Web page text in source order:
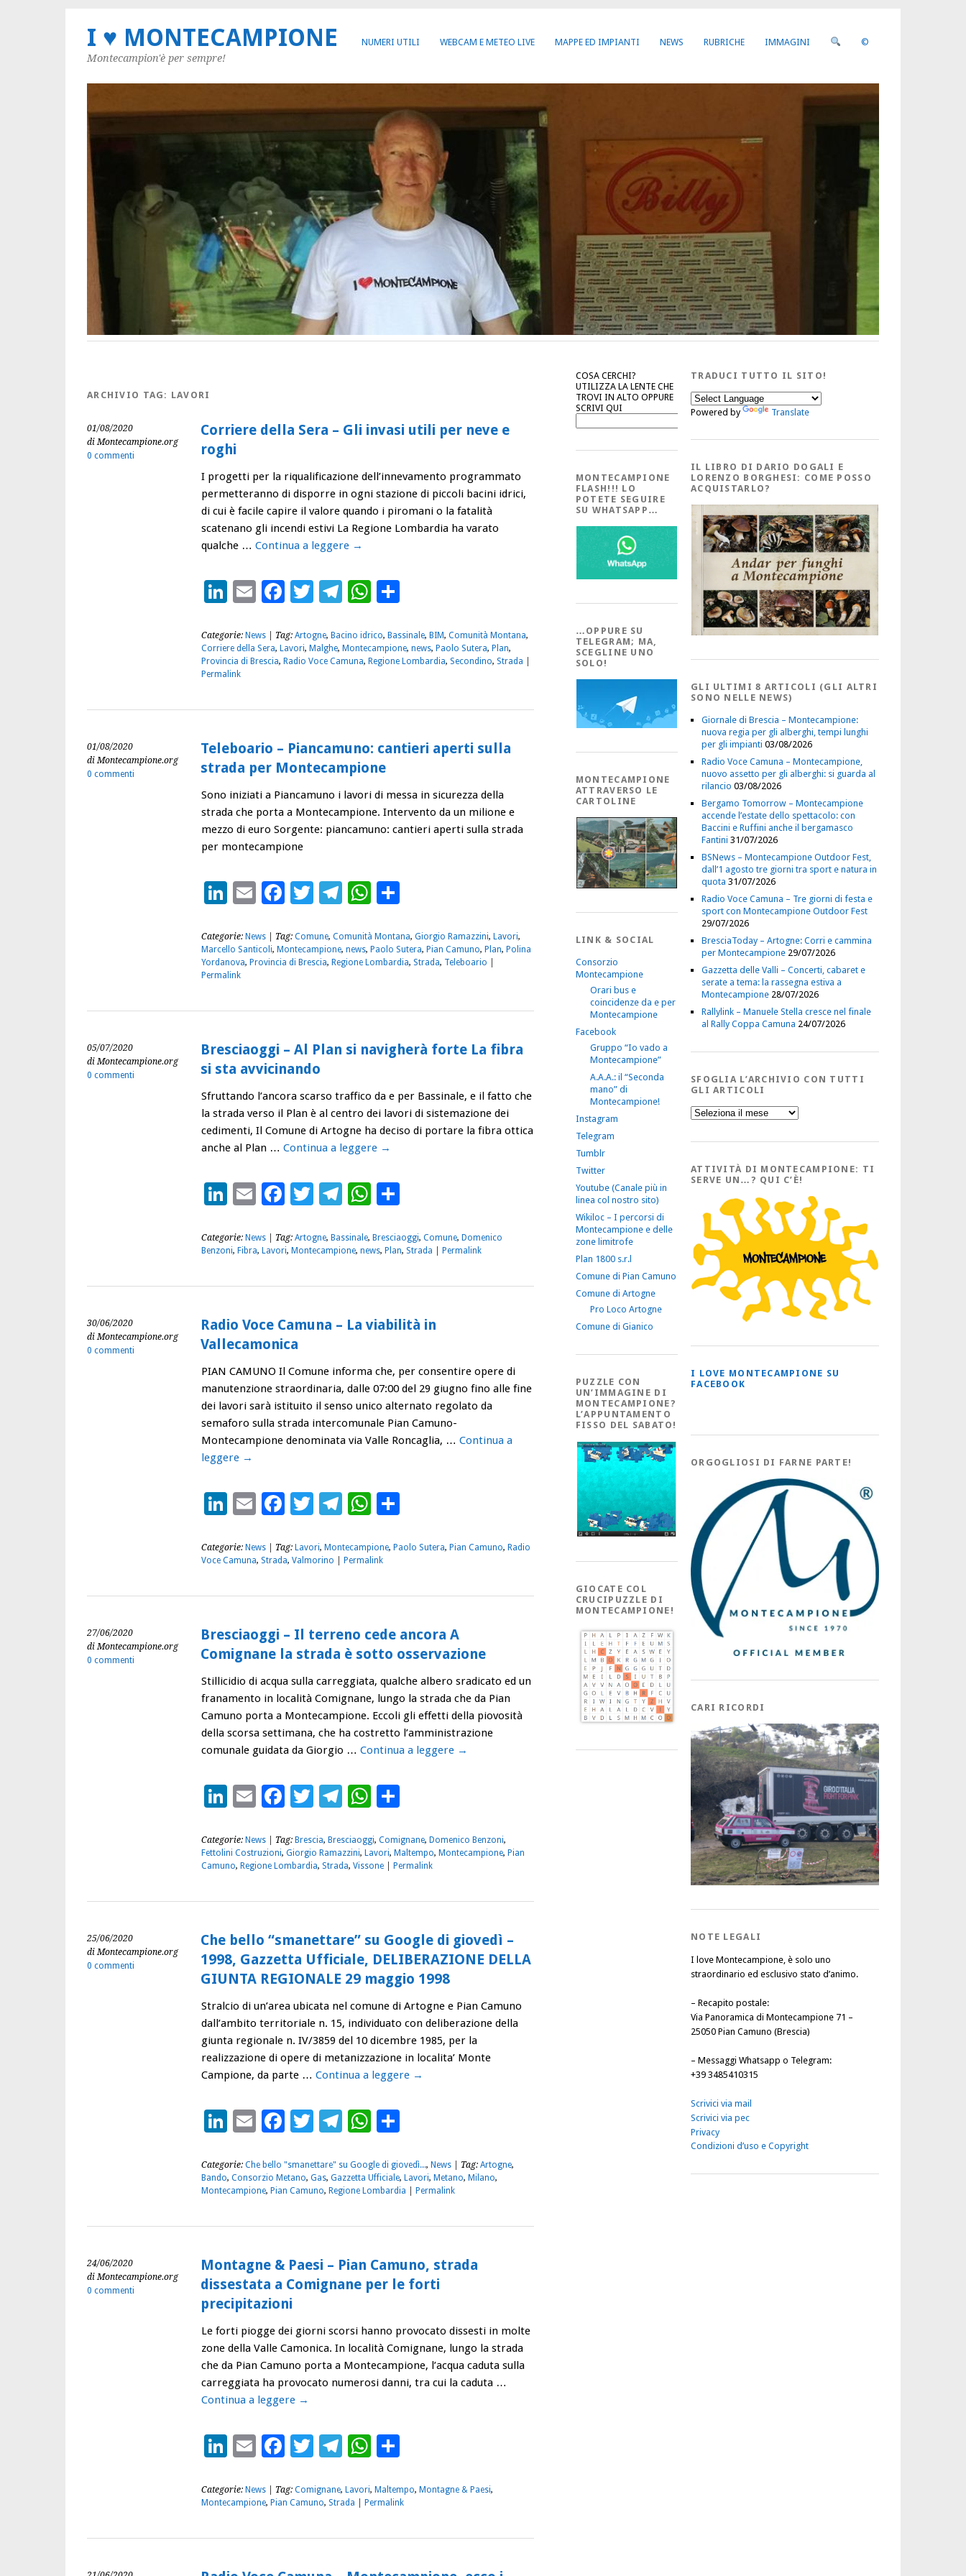
NUMERI UTILI WEBCAM E METEO LIVE MAPPE ED IMPIANTI NEWS RUBRICHE IMMAGINI ©
I ♥ MONTECAMPIONE
Montecampion'è per sempre!
ARCHIVIO TAG: LAVORI
01/08/2020
di Montecampione.org
0 commenti
Corriere della Sera – Gli invasi utili per neve e
roghi
I progetti per la riqualificazione dell’innevamento programmato
permetteranno di disporre in ogni stazione di piccoli bacini idrici,
di cui è facile capire il valore quando i piromani o la fatalità
scatenano gli incendi estivi La Regione Lombardia ha varato
qualche … Continua a leggere →
LinkedIn
EmailFacebook
Twitter
Telegram
WhatsApp
Condividi
Categorie: News| Tag: Artogne, Bacino idrico, Bassinale, BIM, Comunità Montana,
Corriere della Sera, Lavori, Malghe, Montecampione, news, Paolo Sutera, Plan,
Provincia di Brescia, Radio Voce Camuna, Regione Lombardia, Secondino, Strada
Permalink
01/08/2020
di Montecampione.org
0 commenti
Teleboario – Piancamuno: cantieri aperti sulla
strada per Montecampione
Sono iniziati a Piancamuno i lavori di messa in sicurezza della
strada che porta a Montecampione. Intervento da un milione e
mezzo di euro Sorgente: piancamuno: cantieri aperti sulla strada
per montecampione
LinkedIn
EmailFacebook
Twitter
Telegram
WhatsApp
Condividi
Categorie: News| Tag: Comune, Comunità Montana, Giorgio Ramazzini, Lavori,
Marcello Santicoli, Montecampione, news, Paolo Sutera, Pian Camuno, Plan, Polina
Yordanova, Provincia di Brescia, Regione Lombardia, Strada, Teleboario
Permalink
05/07/2020
di Montecampione.org
0 commenti
Bresciaoggi – Al Plan si navigherà forte La fibra
si sta avvicinando
Sfruttando l’ancora scarso traffico da e per Bassinale, e il fatto che
la strada verso il Plan è al centro dei lavori di sistemazione dei
cedimenti, Il Comune di Artogne ha deciso di portare la fibra ottica
anche al Plan … Continua a leggere →
LinkedIn
EmailFacebook
Twitter
Telegram
WhatsApp
Condividi
Categorie: News| Tag: Artogne, Bassinale, Bresciaoggi, Comune, Domenico
Benzoni, Fibra, Lavori, Montecampione, news, Plan, Strada Permalink
30/06/2020
di Montecampione.org
0 commenti
Radio Voce Camuna – La viabilità in
Vallecamonica
PIAN CAMUNO Il Comune informa che, per consentire opere di
manutenzione straordinaria, dalle 07:00 del 29 giugno fino alle fine
dei lavori sarà istituito il senso unico alternato regolato da
semaforo sulla strada intercomunale Pian Camuno-
Montecampione denominata via Valle Roncaglia, … Continua a
leggere →
LinkedIn
EmailFacebook
Twitter
Telegram
WhatsApp
Condividi
Categorie: News| Tag: Lavori, Montecampione, Paolo Sutera, Pian Camuno, Radio
Voce Camuna, Strada, Valmorino Permalink
27/06/2020
di Montecampione.org
0 commenti
Bresciaoggi – Il terreno cede ancora A
Comignane la strada è sotto osservazione
Stillicidio di acqua sulla carreggiata, qualche albero sradicato ed un
franamento in località Comignane, lungo la strada che da Pian
Camuno porta a Montecampione. Eccoli gli effetti della piovosità
della scorsa settimana, che ha costretto l’amministrazione
comunale guidata da Giorgio … Continua a leggere →
LinkedIn
EmailFacebook
Twitter
Telegram
WhatsApp
Condividi
Categorie: News| Tag: Brescia, Bresciaoggi, Comignane, Domenico Benzoni,
Fettolini Costruzioni, Giorgio Ramazzini, Lavori, Maltempo, Montecampione, Pian
Camuno, Regione Lombardia, Strada, Vissone| Permalink
25/06/2020
di Montecampione.org
0 commenti
Che bello “smanettare” su Google di giovedì –
1998, Gazzetta Ufficiale, DELIBERAZIONE DELLA
GIUNTA REGIONALE 29 maggio 1998
Stralcio di un’area ubicata nel comune di Artogne e Pian Camuno
dall’ambito territoriale n. 15, individuato con deliberazione della
giunta regionale n. IV/3859 del 10 dicembre 1985, per la
realizzazione di opere di metanizzazione in localita’ Monte
Campione, da parte … Continua a leggere →
LinkedIn
EmailFacebook
Twitter
Telegram
WhatsApp
Condividi
Categorie: Che bello "smanettare" su Google di giovedì..., News| Tag: Artogne,
Bando, Consorzio Metano, Gas, Gazzetta Ufficiale, Lavori, Metano, Milano,
Montecampione, Pian Camuno, Regione Lombardia Permalink
24/06/2020
di Montecampione.org
0 commenti
Montagne & Paesi – Pian Camuno, strada
dissestata a Comignane per le forti
precipitazioni
Le forti piogge dei giorni scorsi hanno provocato dissesti in molte
zone della Valle Camonica. In località Comignane, lungo la strada
che da Pian Camuno porta a Montecampione, l’acqua caduta sulla
carreggiata ha provocato numerosi danni, tra cui la caduta …
Continua a leggere →
LinkedIn
EmailFacebook
Twitter
Telegram
WhatsApp
Condividi
Categorie: News| Tag: Comignane, Lavori, Maltempo, Montagne & Paesi,
Montecampione, Pian Camuno, Strada Permalink
COSA CERCHI?
UTILIZZA LA LENTE CHE
TROVI IN ALTO OPPURE
SCRIVI QUI
Cerca
MONTECAMPIONE
FLASH!!! LO
POTETE SEGUIRE
SU WHATSAPP…
…OPPURE SU
TELEGRAM; MA,
SCEGLINE UNO
SOLO!
MONTECAMPIONE
ATTRAVERSO LE
CARTOLINE
LINK & SOCIAL
Consorzio
Montecampione
Orari bus e
coincidenze da e per
Montecampione
Facebook
Gruppo “Io vado a
Montecampione”
A.A.A.: il “Seconda
mano” di
Montecampione!
Instagram
Telegram
Tumblr
Twitter
Youtube (Canale più in
linea col nostro sito)
Wikiloc – I percorsi di
Montecampione e delle
zone limitrofe
Plan 1800 s.r.l
Comune di Pian Camuno
Comune di Artogne
Pro Loco Artogne
Comune di Gianico
PUZZLE CON
UN’IMMAGINE DI
MONTECAMPIONE?
L’APPUNTAMENTO
FISSO DEL SABATO!
GIOCATE COL
CRUCIPUZZLE DI
MONTECAMPIONE!
TRADUCI TUTTO IL SITO!
Powered by Translate
IL LIBRO DI DARIO DOGALI E
LORENZO BORGHESI: COME POSSO
ACQUISTARLO?
GLI ULTIMI 8 ARTICOLI (GLI ALTRI
SONO NELLE NEWS)
Giornale di Brescia – Montecampione:
nuova regia per gli alberghi, tempi lunghi
per gli impianti 03/08/2026
Radio Voce Camuna – Montecampione,
nuovo assetto per gli alberghi: si guarda al
rilancio 03/08/2026
Bergamo Tomorrow – Montecampione
accende l’estate dello spettacolo: con
Baccini e Ruffini anche il bergamasco
Fantini 31/07/2026
BSNews – Montecampione Outdoor Fest,
dall’1 agosto tre giorni tra sport e natura in
quota 31/07/2026
Radio Voce Camuna – Tre giorni di festa e
sport con Montecampione Outdoor Fest
29/07/2026
BresciaToday – Artogne: Corri e cammina
per Montecampione 29/07/2026
Gazzetta delle Valli – Concerti, cabaret e
serate a tema: la rassegna estiva a
Montecampione 28/07/2026
Rallylink – Manuele Stella cresce nel finale
al Rally Coppa Camuna 24/07/2026
SFOGLIA L’ARCHIVIO CON TUTTI
GLI ARTICOLI
Sfoglia
l’Archivio
tutti
Articoli
ATTIVITÀ DI MONTECAMPIONE: TI
SERVE UN…? QUI C’È!
I LOVE MONTECAMPIONE SU
FACEBOOK
ORGOGLIOSI DI FARNE PARTE!
CARI RICORDI
NOTE LEGALI
I love Montecampione, è solo uno
straordinario ed esclusivo stato d’animo.
– Recapito postale:
Via Panoramica di Montecampione 71 –
25050 Pian Camuno (Brescia)
– Messaggi Whatsapp o Telegram:
+39 3485410315
Scrivici via mail
Scrivici via pec
Privacy
Condizioni d’uso e Copyright